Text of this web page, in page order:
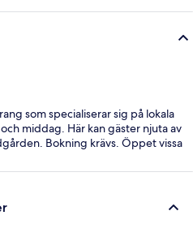
som specialiserar sig på lokala
middag. Här kan gäster njuta av
Bokning krävs. Öppet vissa